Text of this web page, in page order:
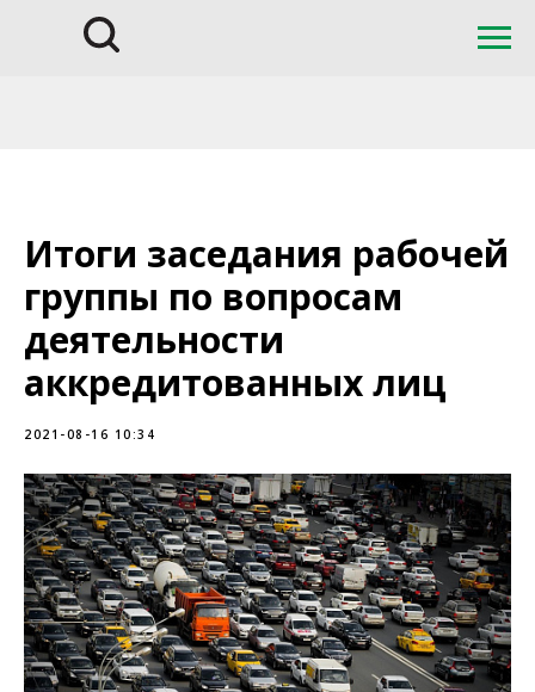
Итоги заседания рабочей
группы по вопросам
деятельности
аккредитованных лиц
2021-08-16 10:34